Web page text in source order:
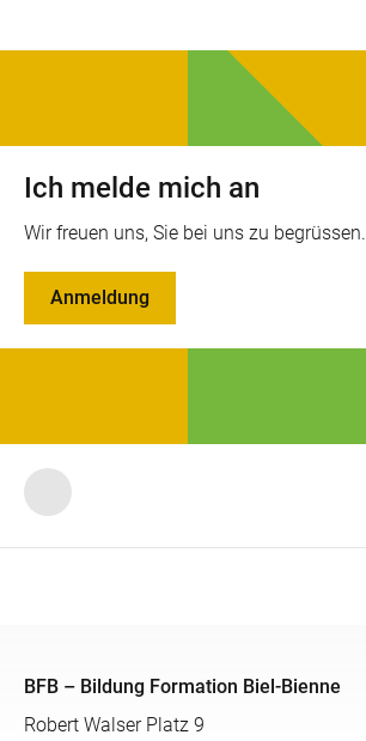
Ich melde mich an
Wir freuen uns, Sie bei uns zu begrüssen.
Anmeldung
BFB – Bildung Formation Biel-Bienne
Robert Walser Platz 9